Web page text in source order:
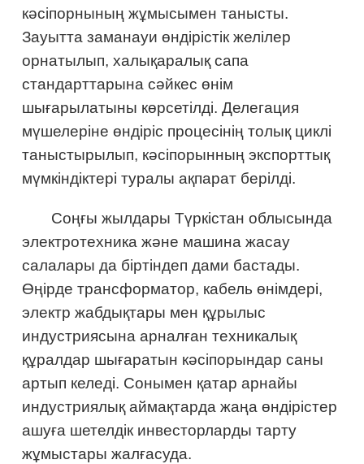
кәсіпорнының жұмысымен танысты.
Зауытта заманауи өндірістік желілер
орнатылып, халықаралық сапа
стандарттарына сәйкес өнім
шығарылатыны көрсетілді. Делегация
мүшелеріне өндіріс процесінің толық циклі
таныстырылып, кәсіпорынның экспорттық
мүмкіндіктері туралы ақпарат берілді.
Соңғы жылдары Түркістан облысында
электротехника және машина жасау
салалары да біртіндеп дами бастады.
Өңірде трансформатор, кабель өнімдері,
электр жабдықтары мен құрылыс
индустриясына арналған техникалық
құралдар шығаратын кәсіпорындар саны
артып келеді. Сонымен қатар арнайы
индустриялық аймақтарда жаңа өндірістер
ашуға шетелдік инвесторларды тарту
жұмыстары жалғасуда.